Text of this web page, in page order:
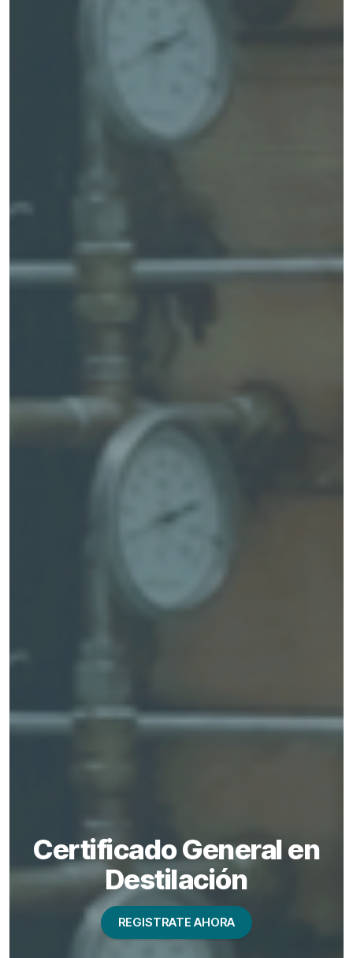
Certificado General en
Destilación
REGISTRATE AHORA